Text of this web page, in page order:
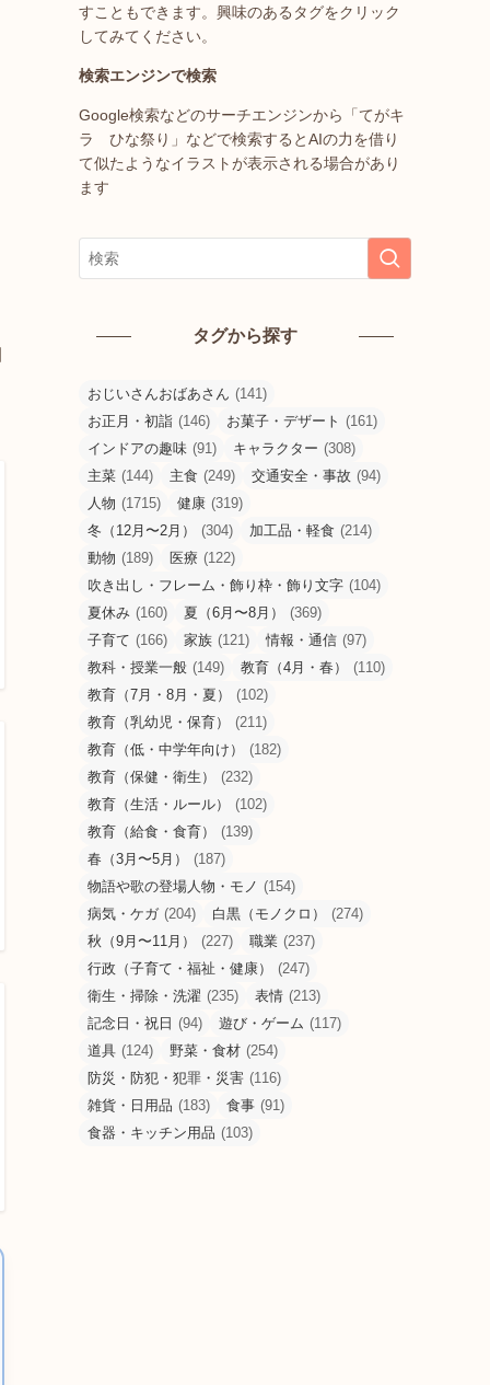
すこともできます。興味のあるタグをクリック
してみてください。
検索エンジンで検索
Google検索などのサーチエンジンから「てがキ
ラ ひな祭り」などで検索するとAIの力を借り
て似たようなイラストが表示される場合があり
ます
タグから探す
おじいさんおばあさん (141)
お正月・初詣 (146) お菓子・デザート (161)
インドアの趣味 (91) キャラクター (308)
主菜 (144) 主食 (249) 交通安全・事故 (94)
人物 (1715) 健康 (319)
冬（12月〜2月）
(304) 加工品・軽食 (214)
動物 (189) 医療 (122)
吹き出し・フレーム・飾り枠・飾り文字 (104)
夏休み (160) 夏（6月〜8月）
(369)
子育て (166) 家族 (121) 情報・通信 (97)
教科・授業一般 (149) 教育（4月・春）
(110)
教育（7月・8月・夏）
(102)
教育（乳幼児・保育）
(211)
教育（低・中学年向け）
(182)
教育（保健・衛生）
(232)
教育（生活・ルール）
(102)
教育（給食・食育）
(139)
春（3月〜5月）
(187)
物語や歌の登場人物・モノ (154)
病気・ケガ (204) 白黒（モノクロ）
(274)
秋（9月〜11月）
(227) 職業 (237)
行政（子育て・福祉・健康）
(247)
衛生・掃除・洗濯 (235) 表情 (213)
記念日・祝日 (94) 遊び・ゲーム (117)
道具 (124) 野菜・食材 (254)
防災・防犯・犯罪・災害 (116)
雑貨・日用品 (183) 食事 (91)
食器・キッチン用品 (103)